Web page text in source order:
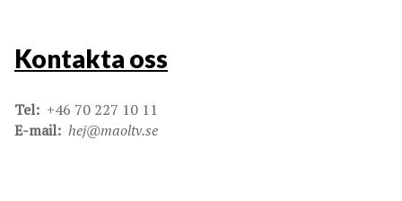
Kontakta oss
Tel: +46 70 227 10 11
E-mail: hej@maoltv.se